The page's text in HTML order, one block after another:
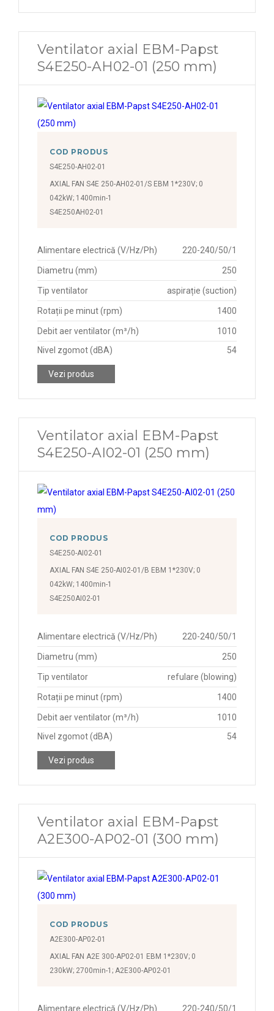
Ventilator axial EBM-Papst
S4E250-AH02-01 (250 mm)
COD PRODUS
S4E250-AH02-01
AXIAL FAN S4E 250-AH02-01/S EBM 1*230V; 0
042kW; 1400min-1
S4E250AH02-01
Alimentare electrică (V/Hz/Ph) 220-240/50/1
Diametru (mm) 250
Tip ventilator aspirație (suction)
Rotații pe minut (rpm) 1400
Debit aer ventilator (m³/h)
1010
Nivel zgomot (dBA)
54
Vezi produs
Ventilator axial EBM-Papst
S4E250-AI02-01 (250 mm)
COD PRODUS
S4E250-AI02-01
AXIAL FAN S4E 250-AI02-01/B EBM 1*230V; 0
042kW; 1400min-1
S4E250AI02-01
Alimentare electrică (V/Hz/Ph) 220-240/50/1
Diametru (mm) 250
Tip ventilator refulare (blowing)
Rotații pe minut (rpm) 1400
Debit aer ventilator (m³/h)
1010
Nivel zgomot (dBA)
54
Vezi produs
Ventilator axial EBM-Papst
A2E300-AP02-01 (300 mm)
COD PRODUS
A2E300-AP02-01
AXIAL FAN A2E 300-AP02-01 EBM 1*230V; 0
230kW; 2700min-1; A2E300-AP02-01
Alimentare electrică (V/Hz/Ph) 220-240/50/1